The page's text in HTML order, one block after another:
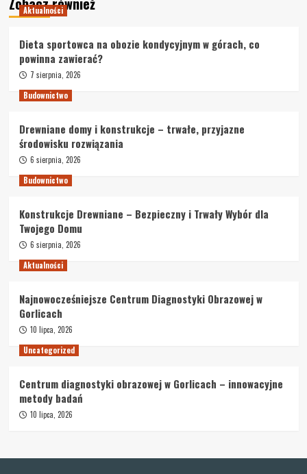
Aktualności
Dieta sportowca na obozie kondycyjnym w górach, co
powinna zawierać?
7 sierpnia, 2026
Budownictwo
Drewniane domy i konstrukcje – trwałe, przyjazne
środowisku rozwiązania
6 sierpnia, 2026
Budownictwo
Konstrukcje Drewniane – Bezpieczny i Trwały Wybór dla
Twojego Domu
6 sierpnia, 2026
Aktualności
Najnowocześniejsze Centrum Diagnostyki Obrazowej w
Gorlicach
10 lipca, 2026
Uncategorized
Centrum diagnostyki obrazowej w Gorlicach – innowacyjne
metody badań
10 lipca, 2026